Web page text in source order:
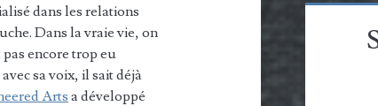
dans les relations
Dans la vraie vie, on
encore trop eu
sa voix, il sait déjà
Arts a développé